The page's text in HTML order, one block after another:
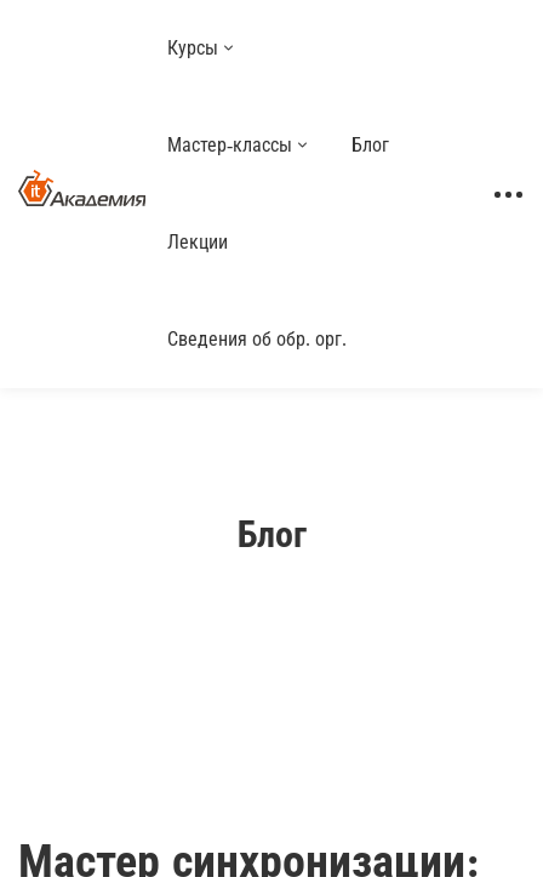
Курсы
Мастер-классы Блог
Лекции
Сведения об обр. орг.
Блог
Мастер синхронизации: